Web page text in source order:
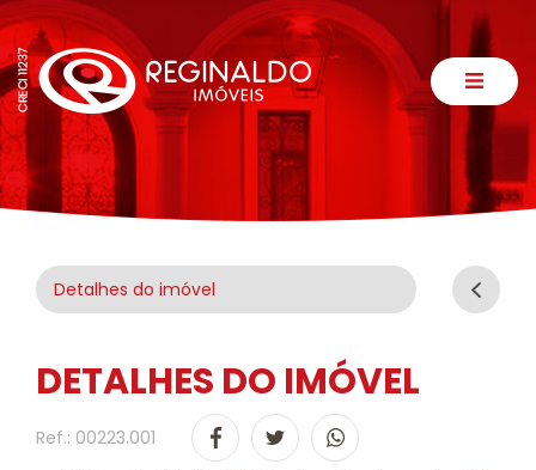
Detalhes do imóvel
DETALHES DO IMÓVEL
Ref.: 00223.001